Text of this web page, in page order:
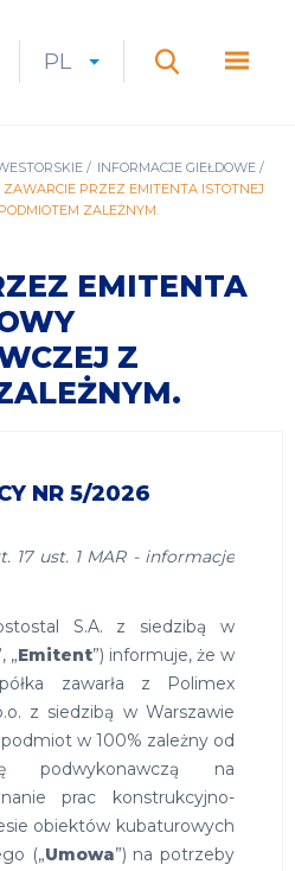
CURRENT
PL
ROZWIŃ
LANGUAGESZUKAJ
INFORMACJE GIEŁDOWE
ZAWARCIE PRZEZ EMITENTA ISTOTNEJ
ZALEŻNYM.
EMITENTA
Z
NR 5/2026
17 ust. 1 MAR - informacje
S.A. z siedzibą w
„Emitent”) informuje, że w
zawarła z Polimex
z siedzibą w Warszawie
podmiot w 100% zależny od
podwykonawczą na
prac konstrukcyjno-
obiektów kubaturowych
(„Umowa”) na potrzeby